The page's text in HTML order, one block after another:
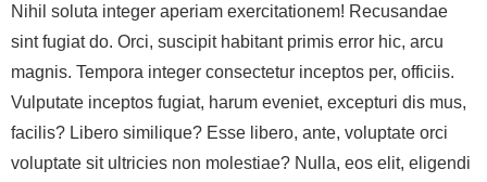
Nihil soluta integer aperiam exercitationem! Recusandae
sint fugiat do. Orci, suscipit habitant primis error hic, arcu
magnis. Tempora integer consectetur inceptos per, officiis.
Vulputate inceptos fugiat, harum eveniet, excepturi dis mus,
facilis? Libero similique? Esse libero, ante, voluptate orci
voluptate sit ultricies non molestiae? Nulla, eos elit, eligendi